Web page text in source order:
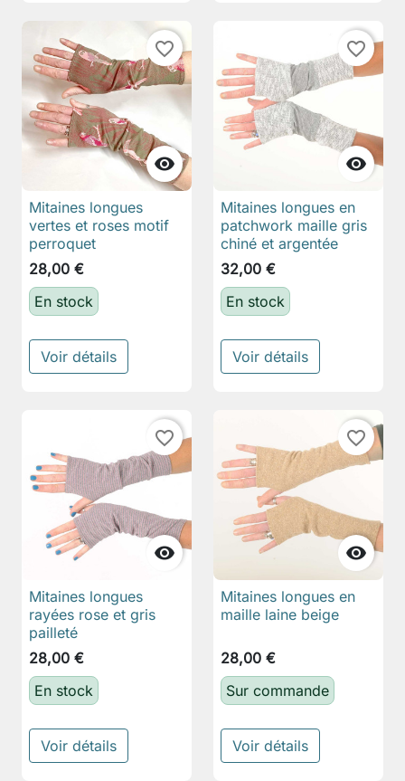

favorite_border
Mitaines longues
vertes et roses motif
perroquet
28,00 €
En stock
Voir détails

favorite_border
Mitaines longues en
patchwork maille gris
chiné et argentée
32,00 €
En stock
Voir détails

favorite_border
Mitaines longues
rayées rose et gris
pailleté
28,00 €
En stock
Voir détails

favorite_border
Mitaines longues en
maille laine beige
28,00 €
Sur commande
Voir détails